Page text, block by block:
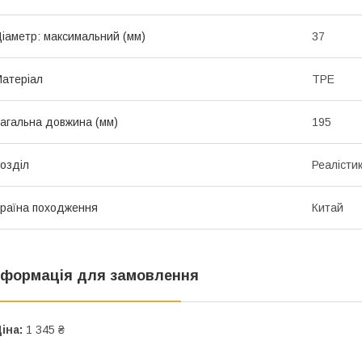
максимальний (мм) 37
TPE
довжина (мм) 195
походження Китай
для замовлення
1 345 ₴